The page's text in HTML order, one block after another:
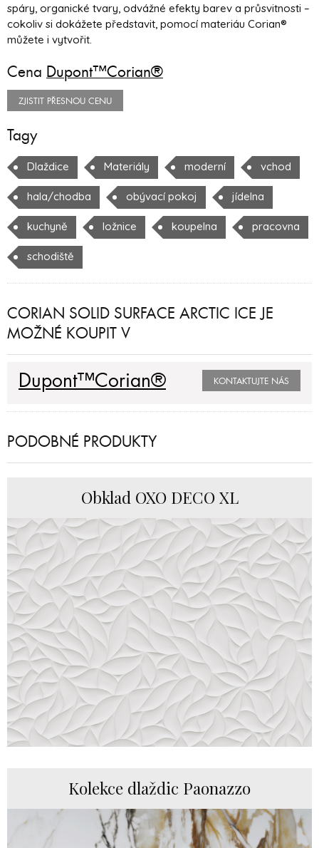
spáry, organické tvary, odvážné efekty barev a průsvitnosti –
cokoliv si dokážete představit, pomocí materiáu Corian®
můžete i vytvořit.
Cena Dupont™Corian®
ZJISTIT PŘESNOU CENU
Tagy
Dlaždice Materiály moderní vchod
hala/chodba obývací pokoj jídelna
kuchyně ložnice koupelna pracovna
schodiště
CORIAN SOLID SURFACE ARCTIC ICE JE
MOŽNÉ KOUPIT V
Dupont™Corian® KONTAKTUJTE NÁS
PODOBNÉ PRODUKTY
Obklad OXO DECO XL
Kolekce dlaždic Paonazzo